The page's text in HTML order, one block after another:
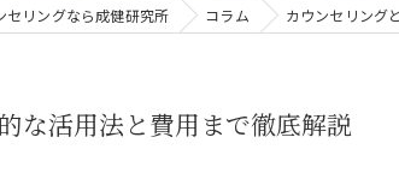
セリングなら成健研究所 コラム カウンセリング
な活用法と費用まで徹底解説